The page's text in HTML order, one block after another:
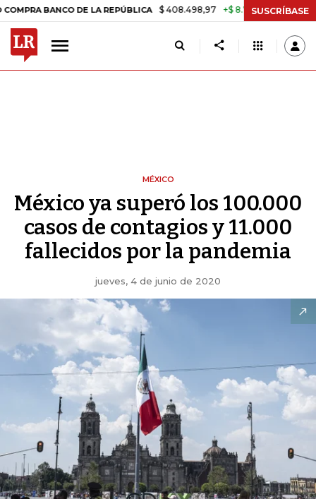
BANCO DE LA REPÚBLICA $ 408.498,97 +$ 8.753,81 +2,19% TASA
SUSCRÍBASE
MÉXICO
México ya superó los 100.000
casos de contagios y 11.000
fallecidos por la pandemia
jueves, 4 de junio de 2020